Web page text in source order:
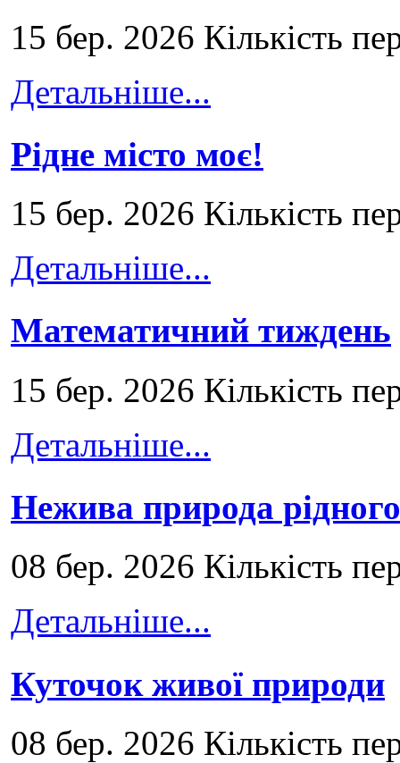
15 бер. 2026 Кількість
Детальніше...
Рідне місто моє!
15 бер. 2026 Кількість
Детальніше...
Математичний тиждень
15 бер. 2026 Кількість
Детальніше...
Нежива природа
08 бер. 2026 Кількість
Детальніше...
Куточок живої природи
08 бер. 2026 Кількість